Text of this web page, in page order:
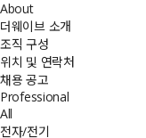
About
더웨이브 소개
조직 구성
위치 및 연락처
채용 공고
Professional
All
전자/전기